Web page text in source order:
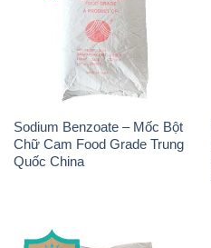
Sodium Benzoate – Mốc Bột
Chữ Cam Food Grade Trung
Quốc China